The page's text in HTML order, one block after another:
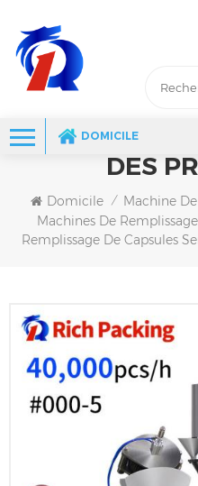
DOMICILE
DES
Domicile / Machine
Machines De
Remplissage De Capsules